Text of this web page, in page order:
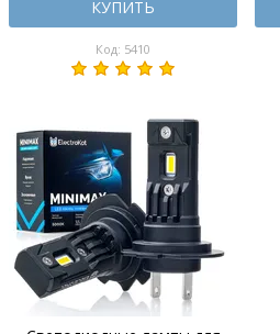
КУПИТЬ
Код: 5410